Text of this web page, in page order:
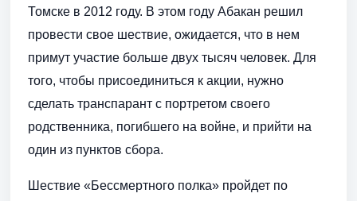
Томске в 2012 году. В этом году Абакан решил
провести свое шествие, ожидается, что в нем
примут участие больше двух тысяч человек. Для
того, чтобы присоединиться к акции, нужно
сделать транспарант с портретом своего
родственника, погибшего на войне, и прийти на
один из пунктов сбора.
Шествие «Бессмертного полка» пройдет по